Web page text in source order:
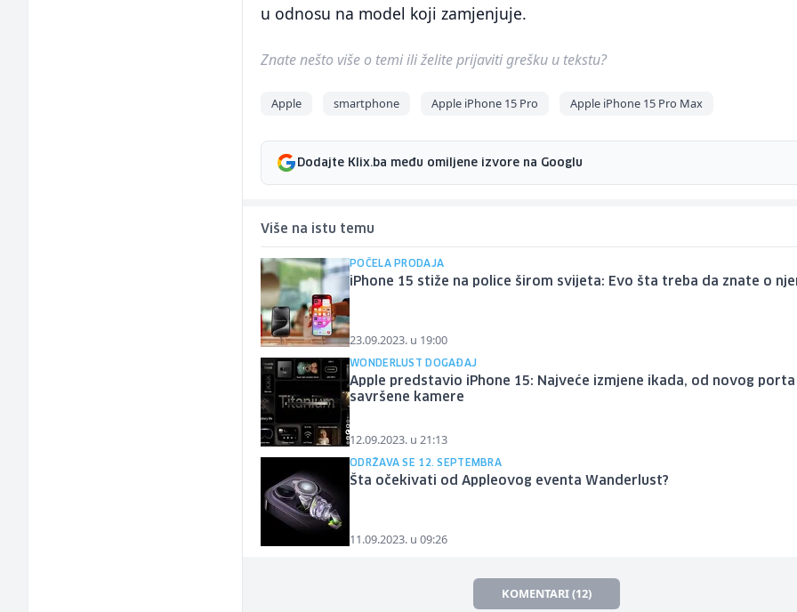
u odnosu na model koji zamjenjuje.
Znate nešto više o temi ili želite prijaviti grešku u tekstu?
Apple smartphone Apple iPhone 15 Pro Apple iPhone 15 Pro Max
Dodajte Klix.ba među omiljene izvore na Googlu
Više na istu temu
POČELA PRODAJA
iPhone 15 stiže na police širom svijeta: Evo šta treba da znate o
23.09.2023. u 19:00
WONDERLUST DOGAĐAJ
Apple predstavio iPhone 15: Najveće izmjene ikada, od novog
savršene kamere
12.09.2023. u 21:13
ODRŽAVA SE 12. SEPTEMBRA
Šta očekivati od Appleovog eventa Wanderlust?
11.09.2023. u 09:26
KOMENTARI (12)